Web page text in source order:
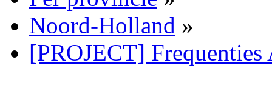
Noord-Holland »
[PROJECT]